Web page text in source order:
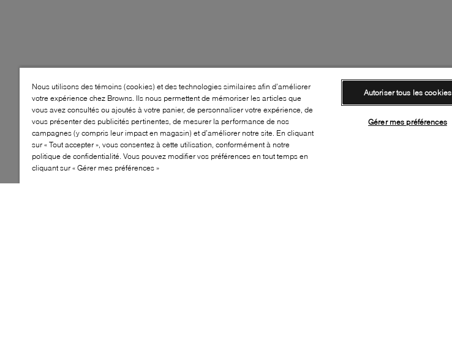
Nous utilisons des témoins (cookies) et des technologies similaires afin d’améliorer
votre expérience chez Browns. Ils nous permettent de mémoriser les articles que
vous avez consultés ou ajoutés à votre panier, de personnaliser votre expérience, de
vous présenter des publicités pertinentes, de mesurer la performance de nos
campagnes (y compris leur impact en magasin) et d’améliorer notre site. En cliquant
sur « Tout accepter », vous consentez à cette utilisation, conformément à notre
politique de confidentialité. Vous pouvez modifier vos préférences en tout temps en
cliquant sur « Gérer mes préférences »
Autoriser tous les cookies
Gérer mes préférences